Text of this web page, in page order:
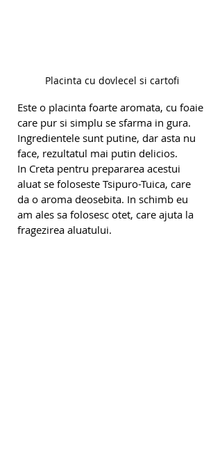
Placinta cu dovlecel si cartofi
Este o placinta foarte aromata, cu foaie
care pur si simplu se sfarma in gura.
Ingredientele sunt putine, dar asta nu
face, rezultatul mai putin delicios.
In Creta pentru prepararea acestui
aluat se foloseste Tsipuro-Tuica, care
da o aroma deosebita. In schimb eu
am ales sa folosesc otet, care ajuta la
fragezirea aluatului.